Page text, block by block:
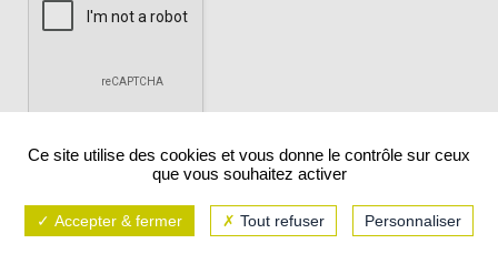
Ce site utilise des cookies et vous donne le contrôle sur ceux
que vous souhaitez activer
Accepter & fermer Tout refuser Personnaliser